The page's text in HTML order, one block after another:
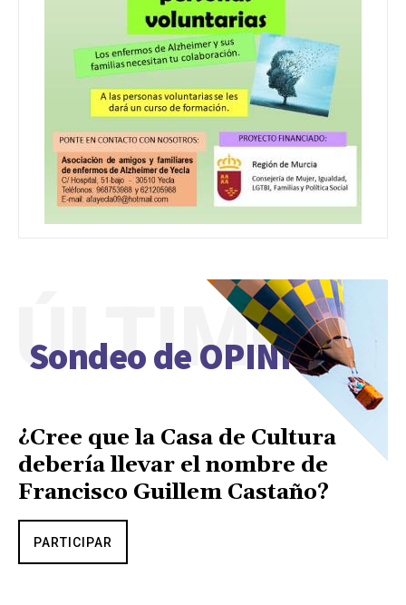
Sondeo de OPINIÓN
ÚLTIMO
¿Cree que la Casa de Cultura
debería llevar el nombre de
Francisco Guillem Castaño?
PARTICIPAR